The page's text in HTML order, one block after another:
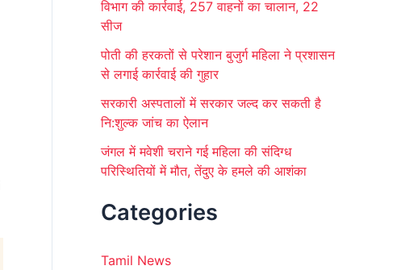
विभाग की कार्रवाई, 257 वाहनों का चालान, 22
सीज
पोती की हरकतों से परेशान बुजुर्ग महिला ने प्रशासन
से लगाई कार्रवाई की गुहार
सरकारी अस्पतालों में सरकार जल्द कर सकती है
नि:शुल्क जांच का ऐलान
जंगल में मवेशी चराने गई महिला की संदिग्ध
परिस्थितियों में मौत, तेंदुए के हमले की आशंका
Categories
Tamil News